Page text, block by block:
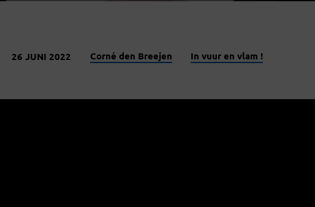
26 JUNI 2022 Corné den Breejen In vuur en vlam !